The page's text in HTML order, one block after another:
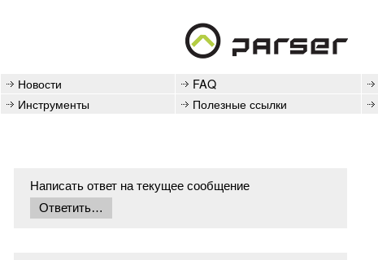
Новости FAQ
Инструменты
Полезные ссылки
Написать ответ на текущее сообщение